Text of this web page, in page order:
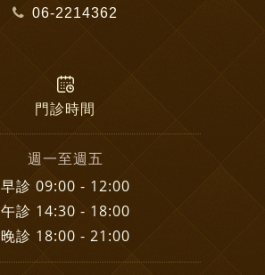
06-2214362
門診時間
週一至週五
早診 09:00 - 12:00
午診 14:30 - 18:00
晚診 18:00 - 21:00